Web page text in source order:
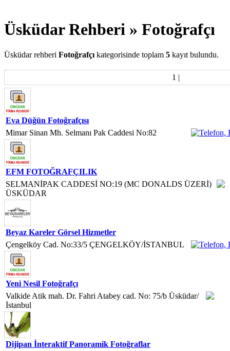
Üsküdar Rehberi » Fotoğrafçı
Üsküdar rehberi Fotoğrafçı kategorisinde toplam 5 kayıt bulundu.
1 |
Eva Düğün Fotoğrafçısı
Mimar Sinan Mh. Selmanı Pak Caddesi No:82
EFM FOTOĞRAFÇILIK
SELMANİPAK CADDESİ NO:19 (MC DONALDS ÜZERİ)
ÜSKÜDAR
Beyaz Kareler Görsel Hizmetler
Çengelköy Cad. No:33/5 ÇENGELKÖY/İSTANBUL
Yeni Nesil Fotoğrafçı
Valkide Atik mah. Dr. Fahri Atabey cad. No: 75/b Üsküdar/
İstanbul
Dijipan İnteraktif Panoramik Fotoğraflar